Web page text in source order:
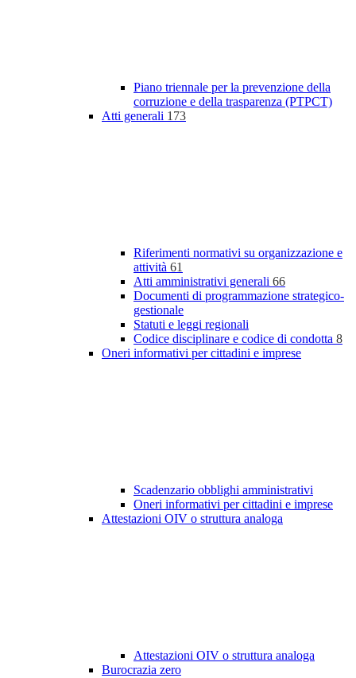
Piano triennale per la prevenzione della
corruzione e della trasparenza (PTPCT)
Atti generali 173
Riferimenti normativi su organizzazione e
attività 61
Atti amministrativi generali 66
Documenti di programmazione strategico-
gestionale
Statuti e leggi regionali
Codice disciplinare e codice di condotta 8
Oneri informativi per cittadini e imprese
Scadenzario obblighi amministrativi
Oneri informativi per cittadini e imprese
Attestazioni OIV o struttura analoga
Attestazioni OIV o struttura analoga
Burocrazia zero